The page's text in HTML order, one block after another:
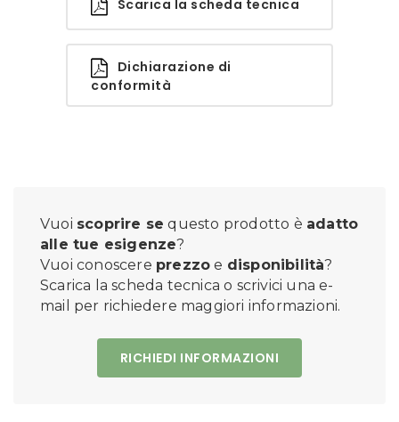
Scarica la scheda tecnica
Dichiarazione di
conformità
Vuoi scoprire se questo prodotto è adatto
alle tue esigenze?
Vuoi conoscere prezzo e disponibilità?
Scarica la scheda tecnica o scrivici una e-
mail per richiedere maggiori informazioni.
RICHIEDI INFORMAZIONI